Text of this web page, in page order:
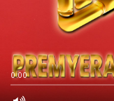
0:00